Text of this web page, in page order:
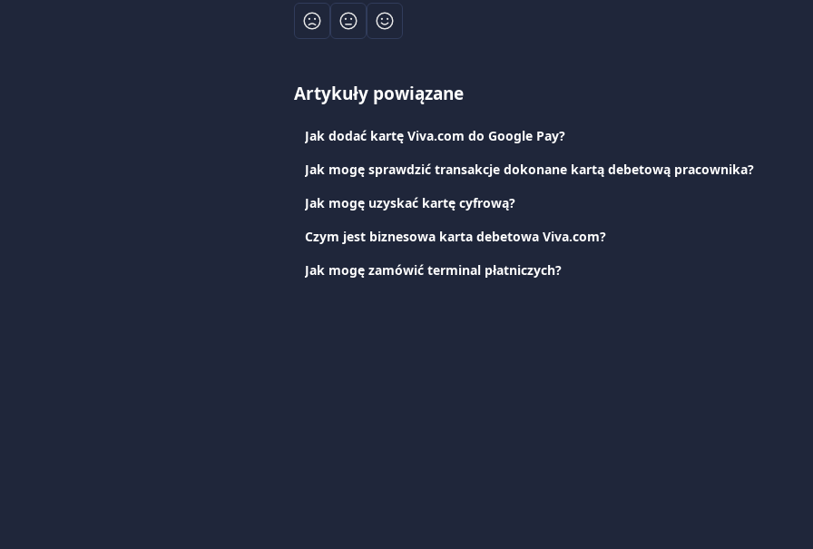
Artykuły powiązane
Jak dodać kartę Viva.com do Google Pay?
Jak mogę sprawdzić transakcje dokonane kartą debetową pracownika?
Jak mogę uzyskać kartę cyfrową?
Czym jest biznesowa karta debetowa Viva.com?
Jak mogę zamówić terminal płatniczych?